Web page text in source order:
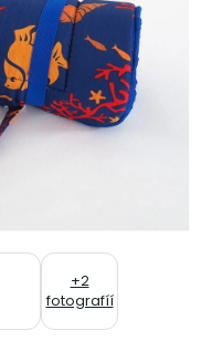
+2
fotografíí